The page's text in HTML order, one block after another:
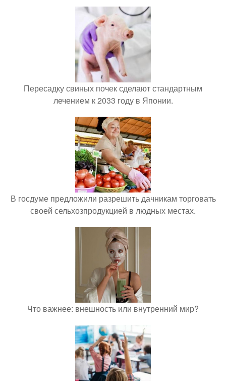
Пересадку свиных почек сделают стандартным
лечением к 2033 году в Японии.
В госдуме предложили разрешить дачникам торговать
своей сельхозпродукцией в людных местах.
Что важнее: внешность или внутренний мир?